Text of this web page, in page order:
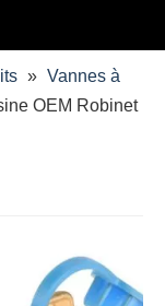
» Vannes à
OEM Robinet